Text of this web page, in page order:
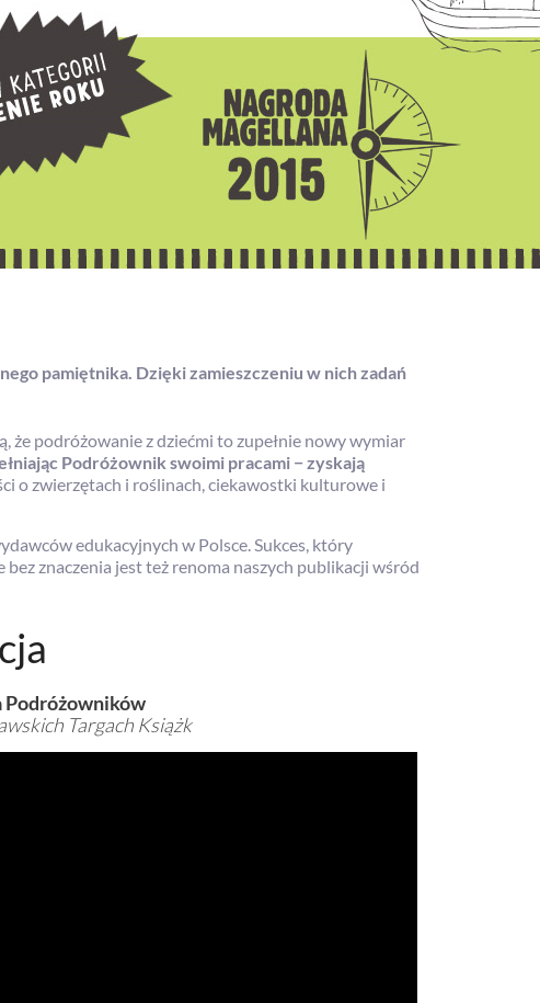
pamiętnika. Dzięki zamieszczeniu w nich zadań
że podróżowanie z dziećmi to zupełnie nowy wymiar
Podróżownik swoimi pracami − zyskają
o zwierzętach i roślinach, ciekawostki kulturowe i
edukacyjnych w Polsce. Sukces, który
znaczenia jest też renoma naszych publikacji wśród
Podróżowników
Targach Książk